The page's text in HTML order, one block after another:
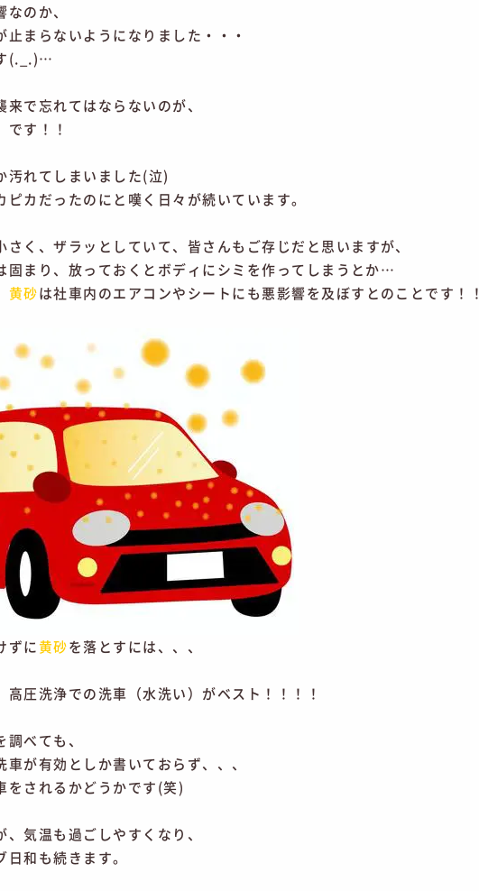
なのか、
止まらないようになりました・・・
(._.)…
来で忘れてはならないのが、
です！！
汚れてしまいました(泣)
ピカだったのにと嘆く日々が続いています。
さく、ザラッとしていて、皆さんもご存じだと思いますが、
固まり、放っておくとボディにシミを作ってしまうとか…
黄砂は社車内のエアコンやシートにも悪影響を及ぼすとのことです！！
ずに黄砂を落とすには、、、
高圧洗浄での洗車（水洗い）がベスト！！！！
べても、
車が有効としか書いておらず、、、
をされるかどうかです(笑)
、気温も過ごしやすくなり、
和も続きます。